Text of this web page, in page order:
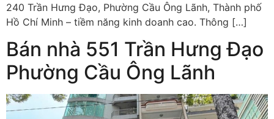
240 Trần Hưng Đạo, Phường Cầu Ông Lãnh, Thành phố
Hồ Chí Minh – tiềm năng kinh doanh cao. Thông […]
Bán nhà 551 Trần Hưng Đạo
Phường Cầu Ông Lãnh